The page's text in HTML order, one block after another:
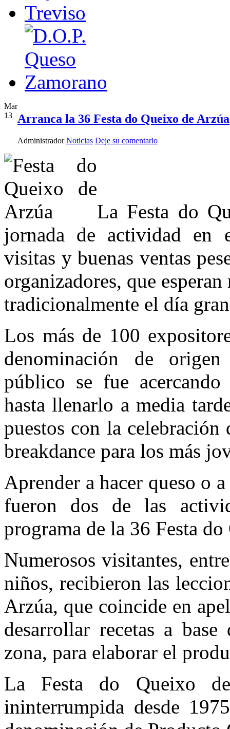
Mar
13
Arranca la 36 Festa do Queixo de Arzúa
Administrador Noticias Deje su comentario
La Festa do
jornada de actividad en
visitas y buenas ventas
organizadores, que
tradicionalmente el día
Los más de 100
denominación de
público se fue
hasta llenarlo a media
puestos con la
breakdance para los más
Aprender a hacer queso o
fueron dos de las
programa de la 36 Festa
Numerosos visitantes,
niños, recibieron las
Arzúa, que coincide en
desarrollar recetas a
zona, para elaborar el
La Festa do Queixo
ininterrumpida desde